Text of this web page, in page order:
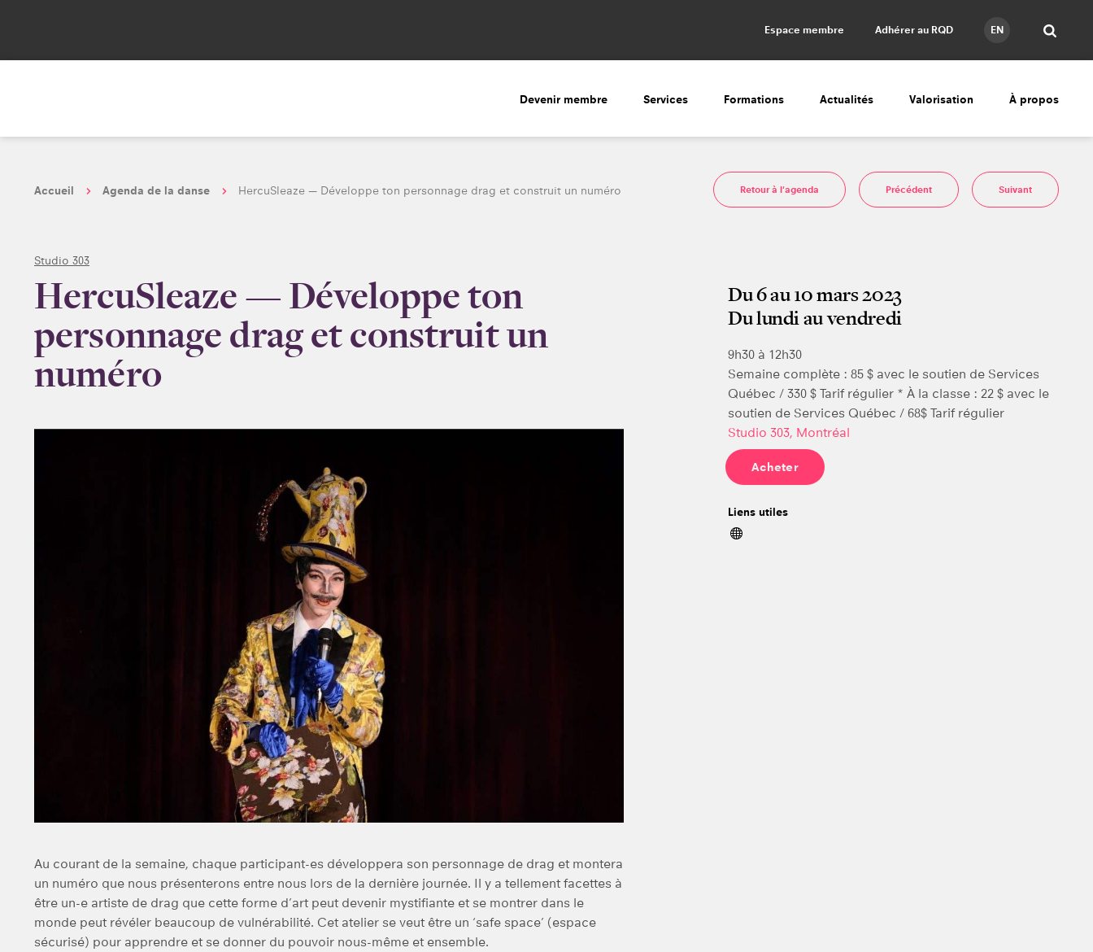
EN
Adhérer au RQD
Espace membre
Devenir membre Services Formations Actualités Valorisation À propos
Accueil Agenda de la danse HercuSleaze — Développe ton personnage drag et construit un numéro
Studio 303
HercuSleaze — Développe ton
personnage drag et construit un
numéro
Au courant de la semaine, chaque participant-es développera son personnage de drag et montera
un numéro que nous présenterons entre nous lors de la dernière journée. Il y a tellement facettes à
être un-e artiste de drag que cette forme d’art peut devenir mystifiante et se montrer dans le
monde peut révéler beaucoup de vulnérabilité. Cet atelier se veut être un ‘safe space’ (espace
sécurisé) pour apprendre et se donner du pouvoir nous-même et ensemble.
Retour à l'agenda Précédent Suivant
Du 6 au 10 mars 2023
Du lundi au vendredi
9h30 à 12h30
Semaine complète : 85 $ avec le soutien de Services
Québec / 330 $ Tarif régulier * À la classe : 22 $ avec le
soutien de Services Québec / 68$ Tarif régulier
Studio 303, Montréal
Acheter
Liens utiles